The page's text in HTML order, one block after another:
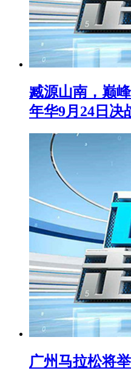
臧源山南，巅
年华9月24日决
广州马拉松将